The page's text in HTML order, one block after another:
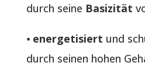
durch seine Basizität
⦁ energetisiert und
durch seinen hohen